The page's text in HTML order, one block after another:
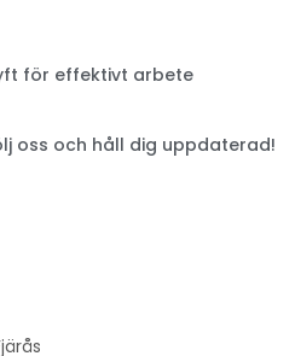
för effektivt arbete
oss och håll dig uppdaterad!